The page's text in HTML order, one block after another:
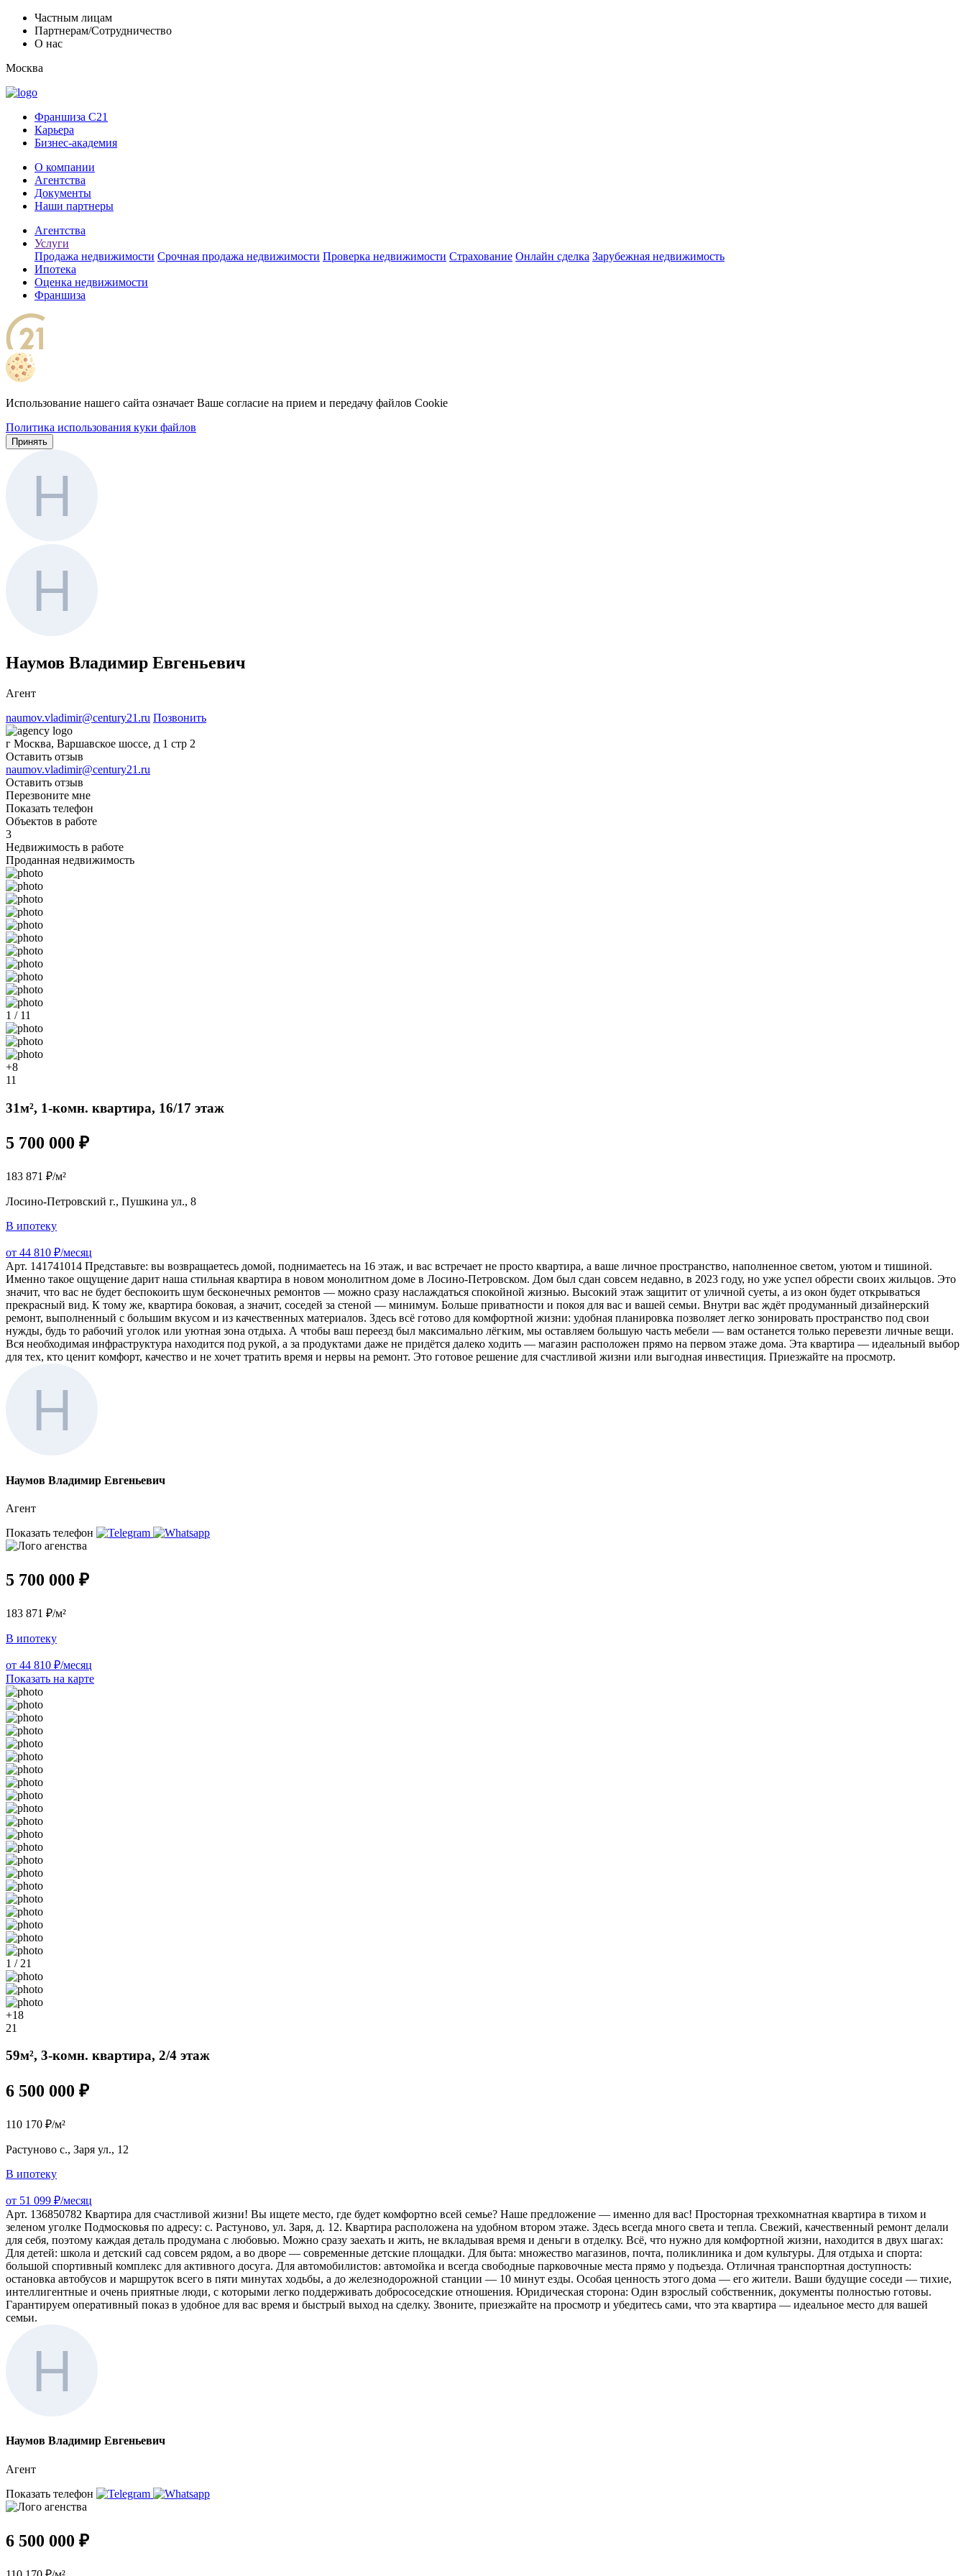
Частным лицам
Партнерам/Сотрудничество
О нас
Москва
Франшиза C21
Карьера
Бизнес-академия
О компании
Агентства
Документы
Наши партнеры
Агентства
Услуги
Продажа недвижимости Срочная продажа недвижимости Проверка недвижимости Страхование Онлайн сделка Зарубежная недвижимость
Ипотека
Оценка недвижимости
Франшиза
Использование нашего сайта означает Ваше согласие на прием и передачу файлов Cookie
Политика использования куки файлов
Принять
Наумов Владимир Евгеньевич
Агент
naumov.vladimir@century21.ru Позвонить
г Москва, Варшавское шоссе, д 1 стр 2
Оставить отзыв
naumov.vladimir@century21.ru
Оставить отзыв
Перезвоните мне
Показать телефон
Объектов в работе
3
Недвижимость в работе
Проданная недвижимость
1 / 11
+8
11
31м², 1-комн. квартира, 16/17 этаж
5 700 000 ₽
183 871 ₽/м²
Лосино-Петровский г., Пушкина ул., 8
В ипотеку
от 44 810 ₽/месяц
Арт. 141741014 Представьте: вы возвращаетесь домой, поднимаетесь на 16 этаж, и вас встречает не просто квартира, а ваше личное пространство, наполненное светом, уютом и тишиной.
Именно такое ощущение дарит наша стильная квартира в новом монолитном доме в Лосино-Петровском. Дом был сдан совсем недавно, в 2023 году, но уже успел обрести своих жильцов. Это
значит, что вас не будет беспокоить шум бесконечных ремонтов — можно сразу наслаждаться спокойной жизнью. Высокий этаж защитит от уличной суеты, а из окон будет открываться
прекрасный вид. К тому же, квартира боковая, а значит, соседей за стеной — минимум. Больше приватности и покоя для вас и вашей семьи. Внутри вас ждёт продуманный дизайнерский
ремонт, выполненный с большим вкусом и из качественных материалов. Здесь всё готово для комфортной жизни: удобная планировка позволяет легко зонировать пространство под свои
нужды, будь то рабочий уголок или уютная зона отдыха. А чтобы ваш переезд был максимально лёгким, мы оставляем большую часть мебели — вам останется только перевезти личные вещи.
Вся необходимая инфраструктура находится под рукой, а за продуктами даже не придётся далеко ходить — магазин расположен прямо на первом этаже дома. Эта квартира — идеальный выбор
для тех, кто ценит комфорт, качество и не хочет тратить время и нервы на ремонт. Это готовое решение для счастливой жизни или выгодная инвестиция. Приезжайте на просмотр.
Наумов Владимир Евгеньевич
Агент
Показать телефон
5 700 000 ₽
183 871 ₽/м²
В ипотеку
от 44 810 ₽/месяц
Показать на карте
1 / 21
+18
21
59м², 3-комн. квартира, 2/4 этаж
6 500 000 ₽
110 170 ₽/м²
Растуново с., Заря ул., 12
В ипотеку
от 51 099 ₽/месяц
Арт. 136850782 Квартира для счастливой жизни! Вы ищете место, где будет комфортно всей семье? Наше предложение — именно для вас! Просторная трехкомнатная квартира в тихом и
зеленом уголке Подмосковья по адресу: с. Растуново, ул. Заря, д. 12. Квартира расположена на удобном втором этаже. Здесь всегда много света и тепла. Свежий, качественный ремонт делали
для себя, поэтому каждая деталь продумана с любовью. Можно сразу заехать и жить, не вкладывая время и деньги в отделку. Всё, что нужно для комфортной жизни, находится в двух шагах:
Для детей: школа и детский сад совсем рядом, а во дворе — современные детские площадки. Для быта: множество магазинов, почта, поликлиника и дом культуры. Для отдыха и спорта:
большой спортивный комплекс для активного досуга. Для автомобилистов: автомойка и всегда свободные парковочные места прямо у подъезда. Отличная транспортная доступность:
остановка автобусов и маршруток всего в пяти минутах ходьбы, а до железнодорожной станции — 10 минут езды. Особая ценность этого дома — его жители. Ваши будущие соседи — тихие,
интеллигентные и очень приятные люди, с которыми легко поддерживать добрососедские отношения. Юридическая сторона: Один взрослый собственник, документы полностью готовы.
Гарантируем оперативный показ в удобное для вас время и быстрый выход на сделку. Звоните, приезжайте на просмотр и убедитесь сами, что эта квартира — идеальное место для вашей
семьи.
Наумов Владимир Евгеньевич
Агент
Показать телефон
6 500 000 ₽